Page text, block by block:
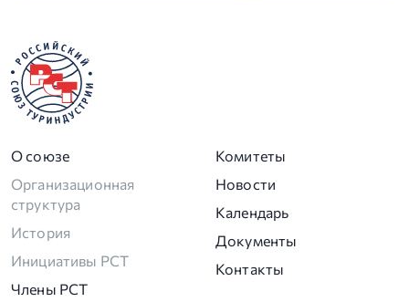
О союзе
Организационная
структура
История
Инициативы РСТ
Члены РСТ
Комитеты
Новости
Календарь
Документы
Контакты